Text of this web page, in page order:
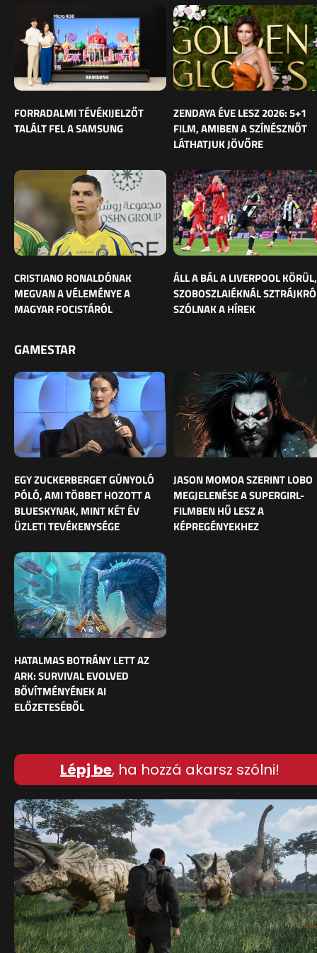
FORRADALMI TÉVÉKIJELZŐT
TALÁLT FEL A SAMSUNG
ZENDAYA ÉVE LESZ 2026: 5+1
FILM, AMIBEN A SZÍNÉSZNŐT
LÁTHATJUK JÖVŐRE
CRISTIANO RONALDÓNAK
MEGVAN A VÉLEMÉNYE A
MAGYAR FOCISTÁRÓL
ÁLL A BÁL A LIVERPOOL KÖRÜL,
SZOBOSZLAIÉKNÁL
SZÓLNAK A HÍREK
GAMESTAR
EGY ZUCKERBERGET GÚNYOLÓ
PÓLÓ, AMI TÖBBET HOZOTT A
BLUESKYNAK, MINT KÉT ÉV
ÜZLETI TEVÉKENYSÉGE
JASON MOMOA SZERINT LOBO
MEGJELENÉSE A SUPERGIRL-
FILMBEN HŰ LESZ A
KÉPREGÉNYEKHEZ
HATALMAS BOTRÁNY LETT AZ
ARK: SURVIVAL EVOLVED
BŐVÍTMÉNYÉNEK AI
ELŐZETESÉBŐL
Lépj be, ha hozzá akarsz szólni!